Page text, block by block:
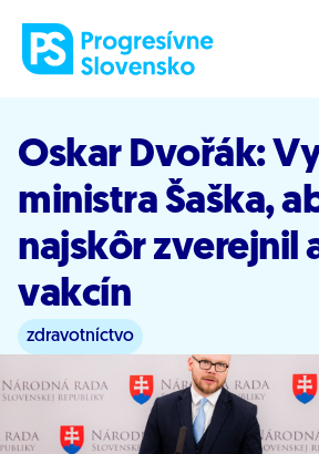
Oskar Dvořák:
ministra Šaška,
najskôr zverejnil
vakcín
zdravotníctvo